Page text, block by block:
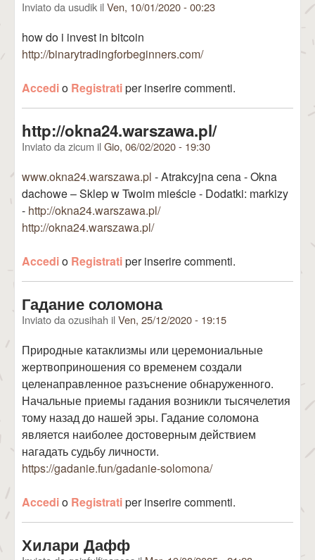
Inviato da usudik ilVen, 10/01/2020 - 00:23
how do i invest in bitcoin
http://binarytradingforbeginners.com/
Accedio Registratiper inserire commenti.
http://okna24.warszawa.pl/
Inviato dazicum ilGio, 06/02/2020 - 19:30
www.okna24.warszawa.pl - Atrakcyjna cena - Okna
dachowe – Sklep w Twoim mieście - Dodatki: markizy
- http://okna24.warszawa.pl/
http://okna24.warszawa.pl/
Accedio Registratiper inserire commenti.
Гадание соломона
Inviato daozusihah ilVen, 25/12/2020 - 19:15
Природные катаклизмы или церемониальные
жертвоприношения со временем создали
целенаправленное разъснение обнаруженного.
Начальные приемы гадания возникли тысячелетия
тому назад до нашей эры. Гадание соломона
является наиболее достоверным действием
нагадать судьбу личности.
https://gadanie.fun/gadanie-solomona/
Accedio Registratiper inserire commenti.
Хилари Дафф